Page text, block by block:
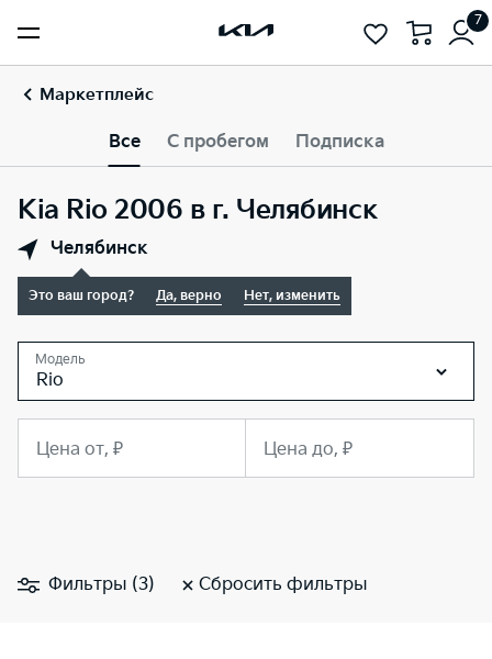
7
Маркетплейс
Все С пробегом Подписка
Kia Rio 2006 в г. Челябинск
Челябинск
Это ваш город? Да, верно Нет, изменить
Модель
Rio
Цена от, ₽ Цена до, ₽
Фильтры (3) Сбросить фильтры